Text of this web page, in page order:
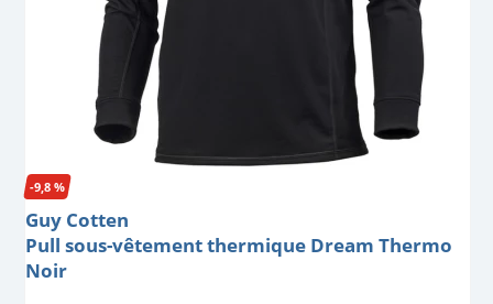
-9,8 %
Guy Cotten
Pull sous-vêtement thermique Dream Thermo
Noir